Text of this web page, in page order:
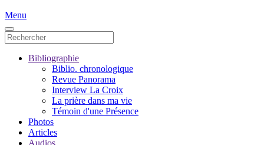
Menu
Bibliographie
Biblio. chronologique
Revue Panorama
Interview La Croix
La prière dans ma vie
Témoin d'une Présence
Photos
Articles
Audios